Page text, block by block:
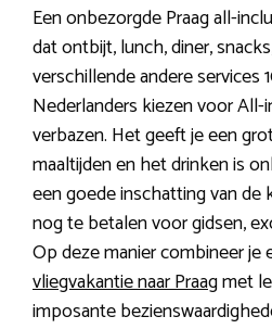
Een onbezorgde Praag all-
dat ontbijt, lunch, diner,
verschillende andere services
Nederlanders kiezen voor All-
verbazen. Het geeft je een
maaltijden en het drinken is
een goede inschatting van de
nog te betalen voor gidsen,
Op deze manier combineer je
vliegvakantie naar Praagmet
imposante